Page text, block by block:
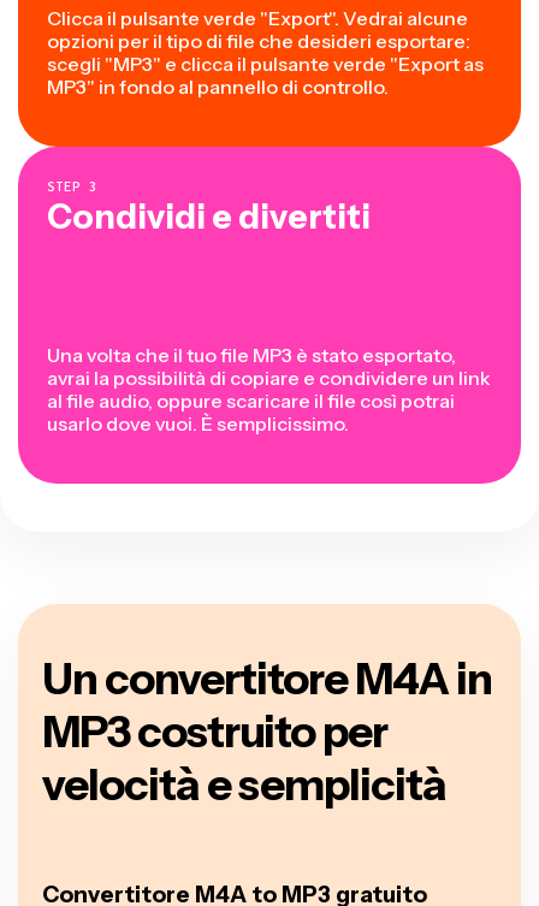
Clicca il pulsante verde "Export". Vedrai alcune
opzioni per il tipo di file che desideri esportare:
scegli "MP3" e clicca il pulsante verde "Export as
MP3" in fondo al pannello di controllo.
STEP 3
Condividi e divertiti
Una volta che il tuo file MP3 è stato esportato,
avrai la possibilità di copiare e condividere un link
al file audio, oppure scaricare il file così potrai
usarlo dove vuoi. È semplicissimo.
Un convertitore M4A in
MP3 costruito per
velocità e semplicità
Convertitore M4A to MP3 gratuito